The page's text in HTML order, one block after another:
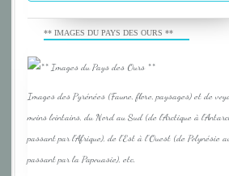
** IMAGES DU PAYS DES OURS **
Images des Pyrénées (Faune, flore, paysages) et de
moins lointains, du Nord au Sud (de l'Arctique à
passant par l'Afrique), de l'Est à l'Ouest (de Polynésie
passant par la Papouasie), etc.